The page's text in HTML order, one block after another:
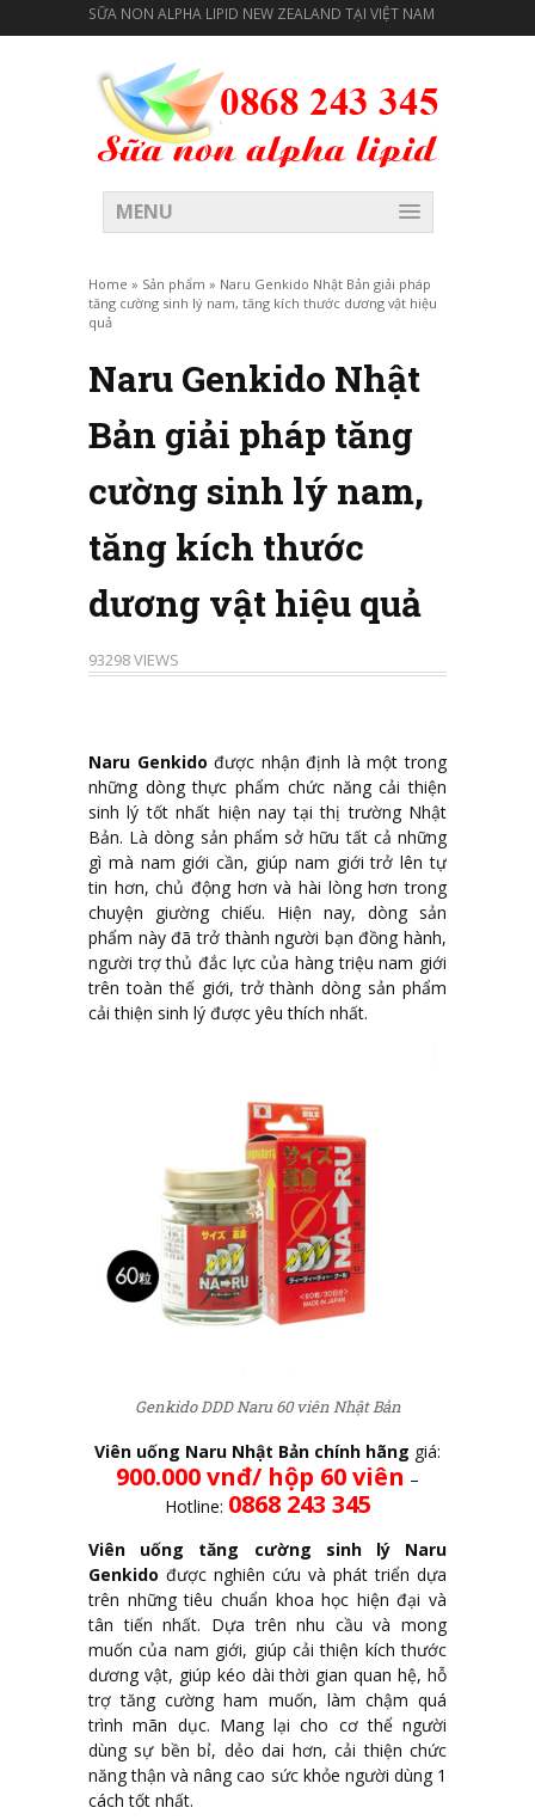
SỮA NON ALPHA LIPID NEW ZEALAND TẠI VIỆT NAM
MENU
Home » Sản phẩm » Naru Genkido Nhật Bản giải pháp
tăng cường sinh lý nam, tăng kích thước dương vật hiệu
quả
Naru Genkido Nhật
Bản giải pháp tăng
cường sinh lý nam,
tăng kích thước
dương vật hiệu quả
93298 VIEWS
Naru Genkido được nhận định là một trong
những dòng thực phẩm chức năng cải thiện
sinh lý tốt nhất hiện nay tại thị trường Nhật
Bản. Là dòng sản phẩm sở hữu tất cả những
gì mà nam giới cần, giúp nam giới trở lên tự
tin hơn, chủ động hơn và hài lòng hơn trong
chuyện giường chiếu. Hiện nay, dòng sản
phẩm này đã trở thành người bạn đồng hành,
người trợ thủ đắc lực của hàng triệu nam giới
trên toàn thế giới, trở thành dòng sản phẩm
cải thiện sinh lý được yêu thích nhất.
Genkido DDD Naru 60 viên Nhật Bản
Viên uống Naru Nhật Bản chính hãng giá:
900.000 vnđ/ hộp 60 viên –
Hotline: 0868 243 345
Viên uống tăng cường sinh lý Naru
Genkido được nghiên cứu và phát triển dựa
trên những tiêu chuẩn khoa học hiện đại và
tân tiến nhất. Dựa trên nhu cầu và mong
muốn của nam giới, giúp cải thiện kích thước
dương vật, giúp kéo dài thời gian quan hệ, hỗ
trợ tăng cường ham muốn, làm chậm quá
trình mãn dục. Mang lại cho cơ thể người
dùng sự bền bỉ, dẻo dai hơn, cải thiện chức
năng thận và nâng cao sức khỏe người dùng 1
cách tốt nhất.